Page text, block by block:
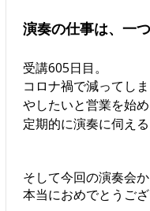
演奏の仕事は、一
受講605日目。
コロナ禍で減ってし
やしたいと営業を始
定期的に演奏に伺え
そして今回の演奏会
本当におめでとうご